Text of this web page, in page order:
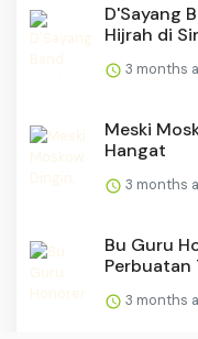
D'Sayang
Hijrah di
3 months
Meski
Hangat
3 months
Bu Guru
Perbuatan
3 months